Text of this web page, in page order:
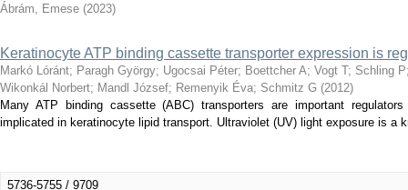
Ábrám, Emese (2023)
Keratinocyte ATP binding cassette transporter expression is
Markó Lóránt; Paragh György; Ugocsai Péter; Boettcher A; Vogt T; Schling P
Wikonkál Norbert; Mandl József; Remenyik Éva; Schmitz G (2012)
Many ATP binding cassette (ABC) transporters are important
implicated in keratinocyte lipid transport. Ultraviolet (UV) light exposure is a
5736-5755 / 9709